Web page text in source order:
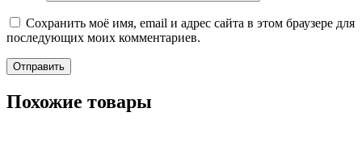
Сохранить моё имя, email и адрес сайта в этом браузере для
последующих моих комментариев.
Похожие товары